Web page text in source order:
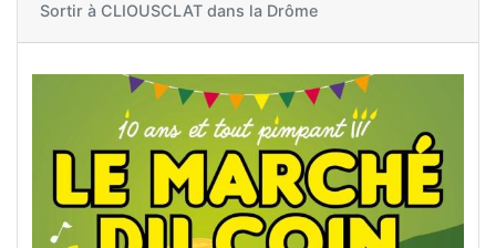
Sortir à CLIOUSCLAT dans la Drôme